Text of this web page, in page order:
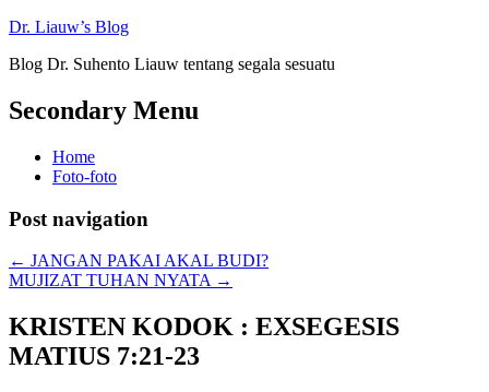
Dr. Liauw’s Blog
Blog Dr. Suhento Liauw tentang segala sesuatu
Secondary Menu
Home
Foto-foto
Post navigation
← JANGAN PAKAI AKAL BUDI?
MUJIZAT TUHAN NYATA →
KRISTEN KODOK : EXSEGESIS
MATIUS 7:21-23